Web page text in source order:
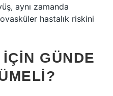
aynı zamanda
hastalık riskini
GÜNDE